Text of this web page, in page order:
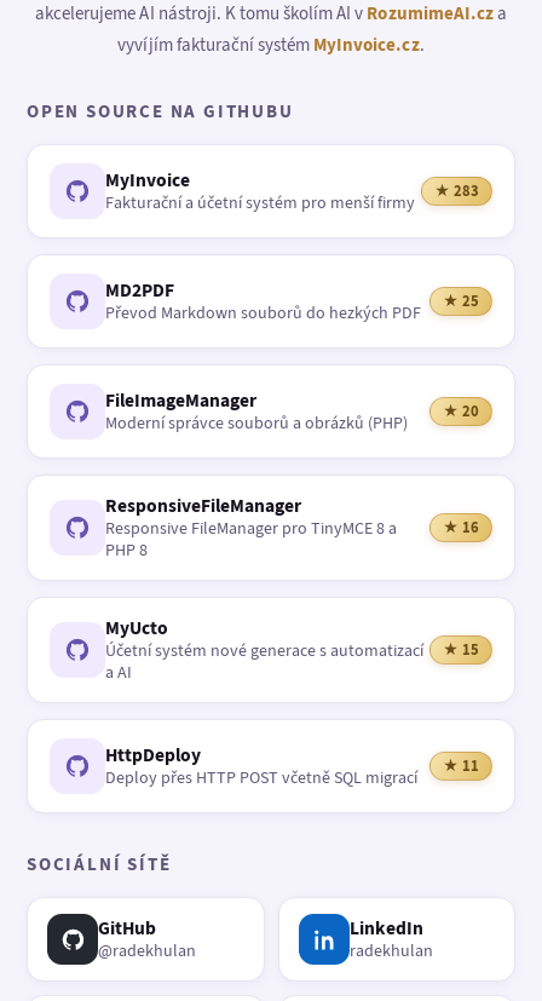
akcelerujeme AI nástroji. K tomu školím AI v RozumimeAI.cza
vyvíjím fakturační systém MyInvoice.cz.
OPEN SOURCE NA GITHUBU
MyInvoice
Fakturační a účetní systém pro menší firmy
★ 283
MD2PDF
Převod Markdown souborů do hezkých PDF
★ 25
FileImageManager
Moderní správce souborů a obrázků (PHP)
★ 20
ResponsiveFileManager
Responsive FileManager pro TinyMCE 8 a
PHP 8
★ 16
MyUcto
Účetní systém nové generace s automatizací
a AI
★ 15
HttpDeploy
Deploy přes HTTP POST včetně SQL migrací
★ 11
SOCIÁLNÍ SÍTĚ
GitHub
@radekhulan
LinkedIn
radekhulan